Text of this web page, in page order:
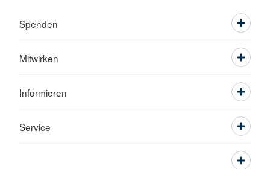
Spenden
Mitwirken
Informieren
Service